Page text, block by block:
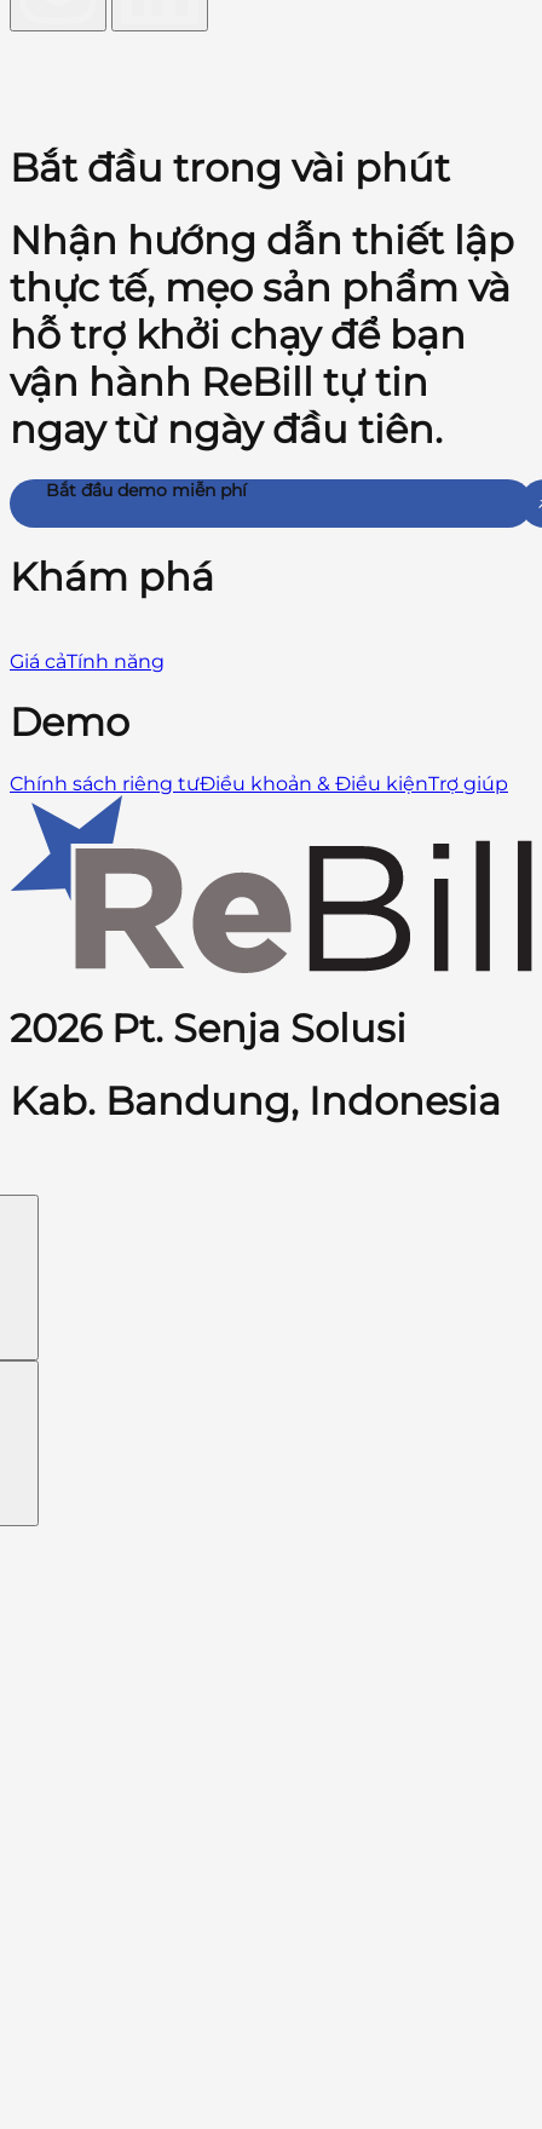
Bắt đầu trong vài phút
Nhận hướng dẫn thiết lập
thực tế, mẹo sản phẩm và
hỗ trợ khởi chạy để bạn
vận hành ReBill tự tin
ngay từ ngày đầu tiên.
Bắt đầu demo miễn phí
Khám phá
Giá cảTính năng
Demo
Chính sách riêng tưĐiều khoản & Điều kiệnTrợ giúp
2026 Pt. Senja Solusi
Kab. Bandung, Indonesia